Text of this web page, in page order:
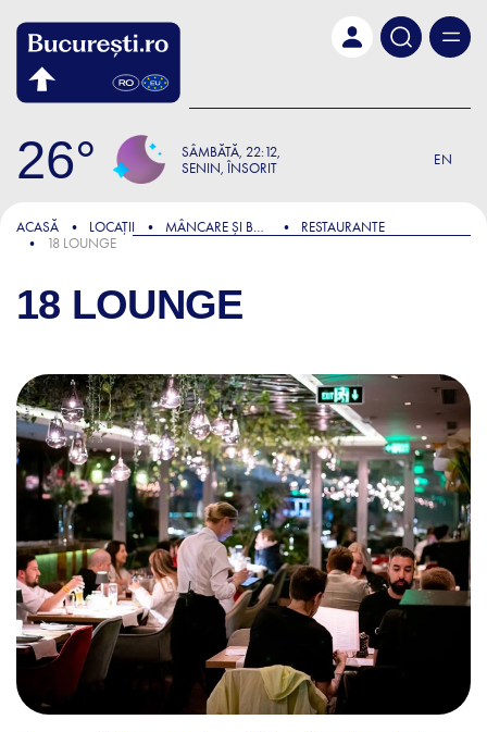
26 SÂMBĂTĂ 22:12
SENIN, ÎNSORIT
EN
ACASĂ LOCAȚII MÂNCARE ȘI BĂUTURĂ
RESTAURANTE
18 LOUNGE
18 LOUNGE